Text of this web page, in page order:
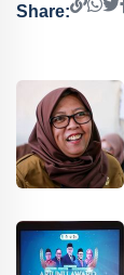
Share: